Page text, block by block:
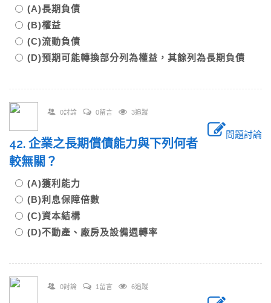
(A)長期負債
(B)權益
(C)流動負債
(D)預期可能轉換部分列為權益，其餘列為長期負債
0討論 0留言 3追蹤
問題討論
42. 企業之長期償債能力與下列何者
較無關？
(A)獲利能力
(B)利息保障倍數
(C)資本結構
(D)不動產、廠房及設備週轉率
0討論 1留言 6追蹤